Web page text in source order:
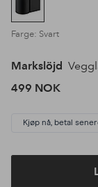
Farge: Svart
Markslöjd
499 NOK
Kjøp nå, betal